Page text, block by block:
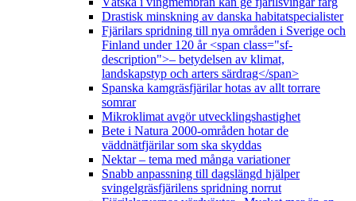
Drastisk minskning av danska habitatspecialister
Fjärilars spridning till nya områden i Sverige och
Finland under 120 år <span class="sf-
description">– betydelsen av klimat,
landskapstyp och arters särdrag</span>
Spanska kamgräsfjärilar hotas av allt torrare
somrar
Mikroklimat avgör utvecklingshastighet
Bete i Natura 2000-områden hotar de
väddnätfjärilar som ska skyddas
Nektar – tema med många variationer
Snabb anpassning till dagslängd hjälper
svingelgräsfjärilens spridning norrut